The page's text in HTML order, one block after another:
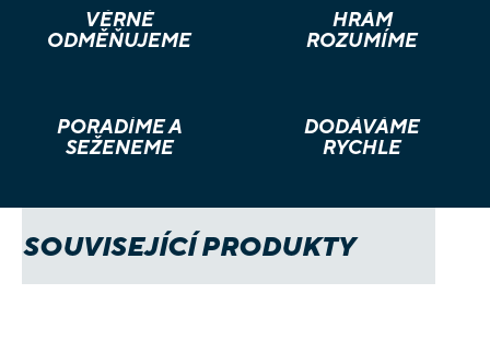
VĚRNÉ
ODMĚŇUJEME
HRÁM
ROZUMÍME
PORADÍME A
SEŽENEME
DODÁVÁME
RYCHLE
SOUVISEJÍCÍ PRODUKTY